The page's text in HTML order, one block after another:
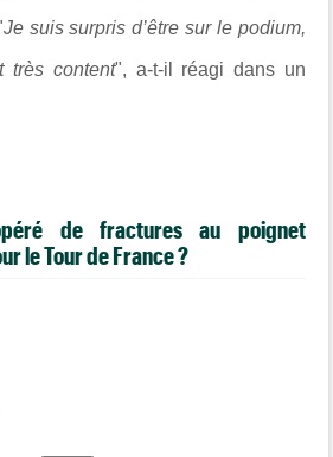
Je suis surpris d’être sur le podium,
très content", a-t-il réagi dans un
de fractures au poignet
le Tour de France ?